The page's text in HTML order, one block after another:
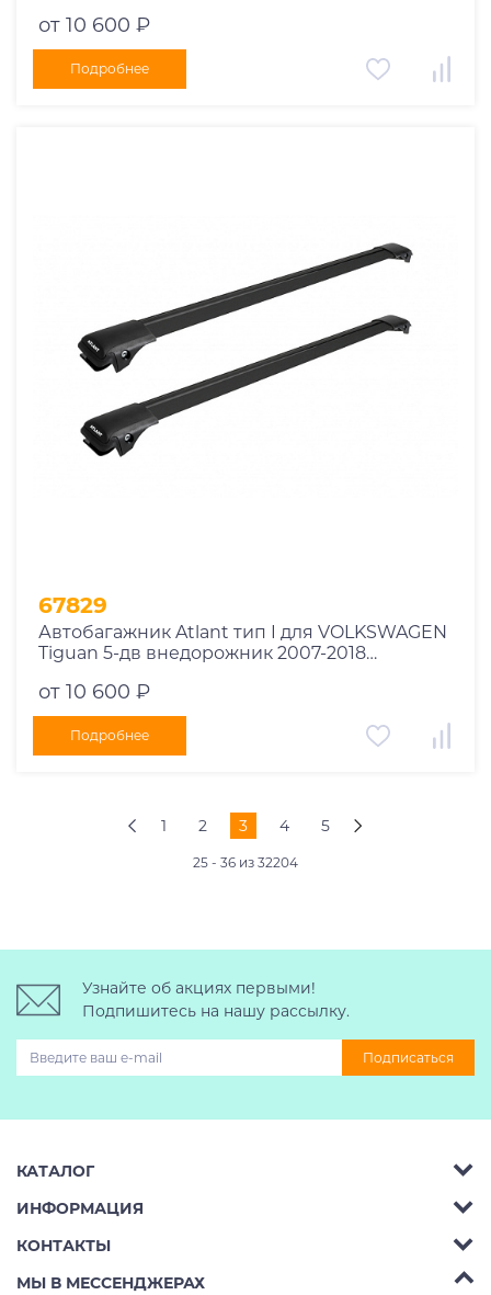
10002+11115+11114
от 10 600 ₽
Подробнее
67829
Автобагажник Atlant тип I для VOLKSWAGEN
Tiguan 5-дв внедорожник 2007-2018
10002+11114+11118
от 10 600 ₽
Подробнее
1 2 3 4 5
25 - 36 из 32204
Узнайте об акциях первыми!
Подпишитесь на нашу рассылку.
Подписаться
КАТАЛОГ
Багажник на крышу авто
Автобоксы
ИНФОРМАЦИЯ
Аренда
Ремонт
КОНТАКТЫ
Телефон: 8 (495) 2367486
МЫ В МЕССЕНДЖЕРАХ